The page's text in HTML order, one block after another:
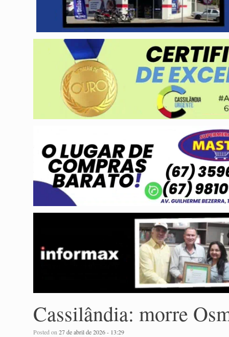
Cassilândia: morre
Posted on27 de abril de 2026 - 13:29